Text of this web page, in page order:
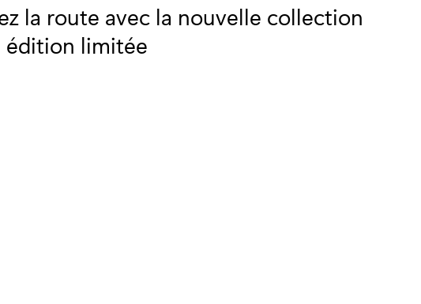
la route avec la nouvelle collection
édition limitée